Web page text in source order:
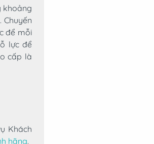
khoảng
Chuyến
để mỗi
lực để
cấp là
Khách
hãng.